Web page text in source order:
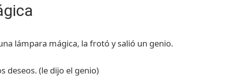
lámpara mágica, la frotó y salió un genio.
deseos. (le dijo el genio)